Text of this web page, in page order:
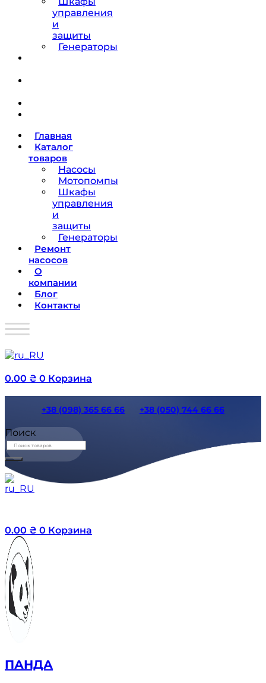
управления
и
защиты
Генераторы
Главная
Каталог
товаров
Насосы
Мотопомпы
Шкафы
управления
и
защиты
Генераторы
Ремонт
насосов
О
компании
Блог
Контакты
0.00 ₴ 0 Корзина
+38 (098) 365 66 66 +38 (050) 744 66 66
Поиск
0.00 ₴ 0 Корзина
ПАНДА